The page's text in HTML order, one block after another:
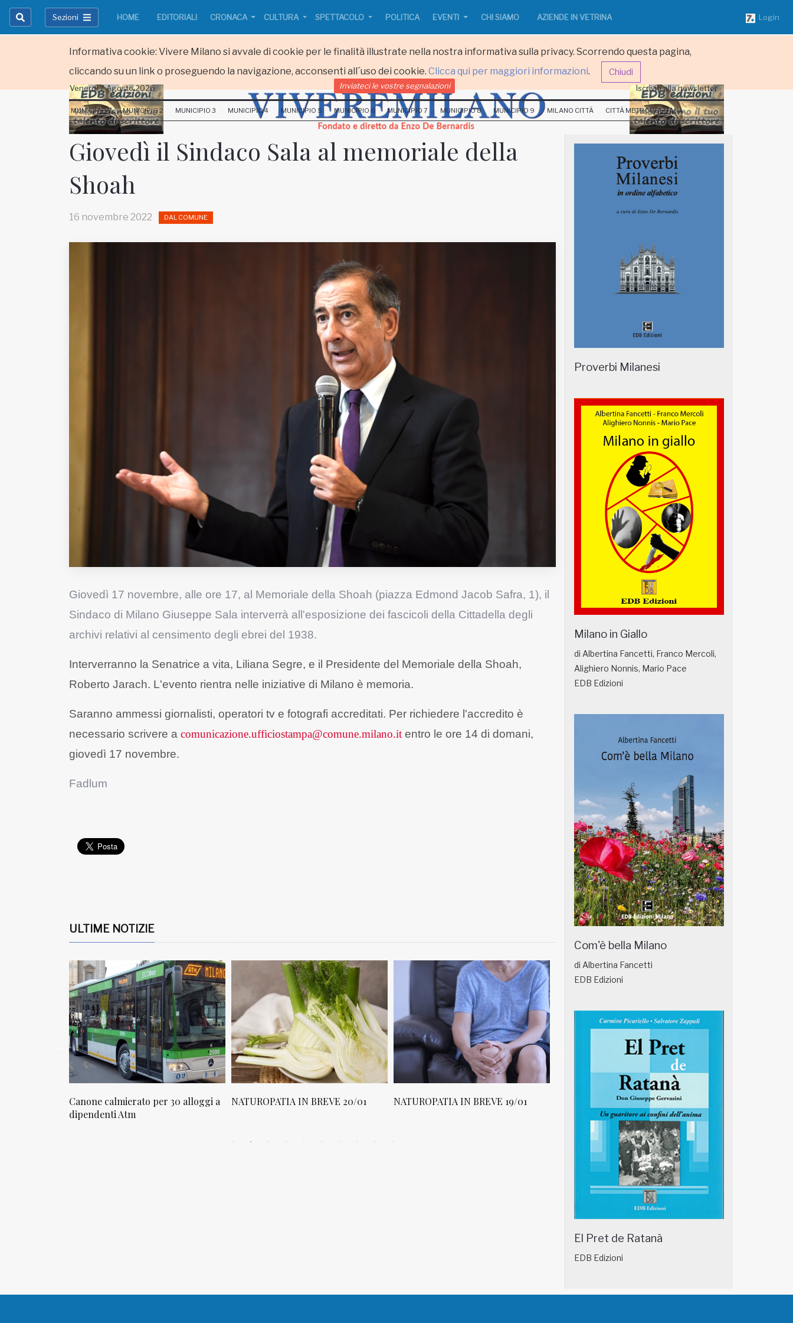
Informativa cookie: Vivere Milano si avvale di cookie per le finalità illustrate nella nostra informativa sulla privacy. Scorrendo questa pagina,
cliccando su un link o proseguendo la navigazione, acconsenti all´uso dei cookie. Clicca qui per maggiori informazioni. Chiudi
Sezioni HOME EDITORIALI CRONACA CULTURA SPETTACOLO POLITICA EVENTI CHI SIAMO AZIENDE IN VETRINA Login
Inviateci le vostre segnalazioni
Iscriviti alla newsletter
Venerdi 7 Agosto 2026 Inviateci le vostre segnalazioni Iscriviti alla newsletter
MUNICIPIO 1 MUNICIPIO 2 MUNICIPIO 3 MUNICIPIO 4 MUNICIPIO 5 MUNICIPIO 6 MUNICIPIO 7 MUNICIPIO 8 MUNICIPIO 9 MILANO CITTÀ CITTÀ METROPOLITANA
Giovedì il Sindaco Sala al memoriale della
Shoah
16 novembre 2022 DAL COMUNE
Giovedì 17 novembre, alle ore 17, al Memoriale della Shoah (piazza Edmond Jacob Safra, 1), il
Sindaco di Milano Giuseppe Sala interverrà all'esposizione dei fascicoli della Cittadella degli
archivi relativi al censimento degli ebrei del 1938.
Interverranno la Senatrice a vita, Liliana Segre, e il Presidente del Memoriale della Shoah,
Roberto Jarach. L'evento rientra nelle iniziative di Milano è memoria.
Saranno ammessi giornalisti, operatori tv e fotografi accreditati. Per richiedere l'accredito è
necessario scrivere a comunicazione.ufficiostampa@comune.milano.it entro le ore 14 di domani,
giovedì 17 novembre.
Fadlum
ULTIME NOTIZIE
Canone calmierato per 30 alloggi a
dipendenti Atm
NATUROPATIA IN BREVE 20/01 NATUROPATIA IN BREVE 19/01 NATUROPATIA IN BREVE 18/01
Proverbi Milanesi
Milano in Giallo
di Albertina Fancetti, Franco Mercoli,
Alighiero Nonnis, Mario Pace
EDB Edizioni
Com'è bella Milano
di Albertina Fancetti
EDB Edizioni
El Pret de Ratanà
EDB Edizioni